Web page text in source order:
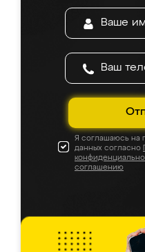
Я соглашаюсь на
данных согласно
соглашению